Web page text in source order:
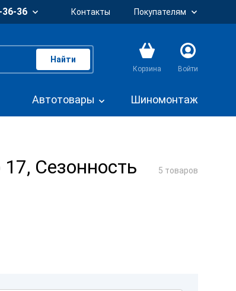
36-36 Контакты Покупателям
Найти
Корзина Войти
Автотовары Шиномонтаж
Сезонность
5 товаров